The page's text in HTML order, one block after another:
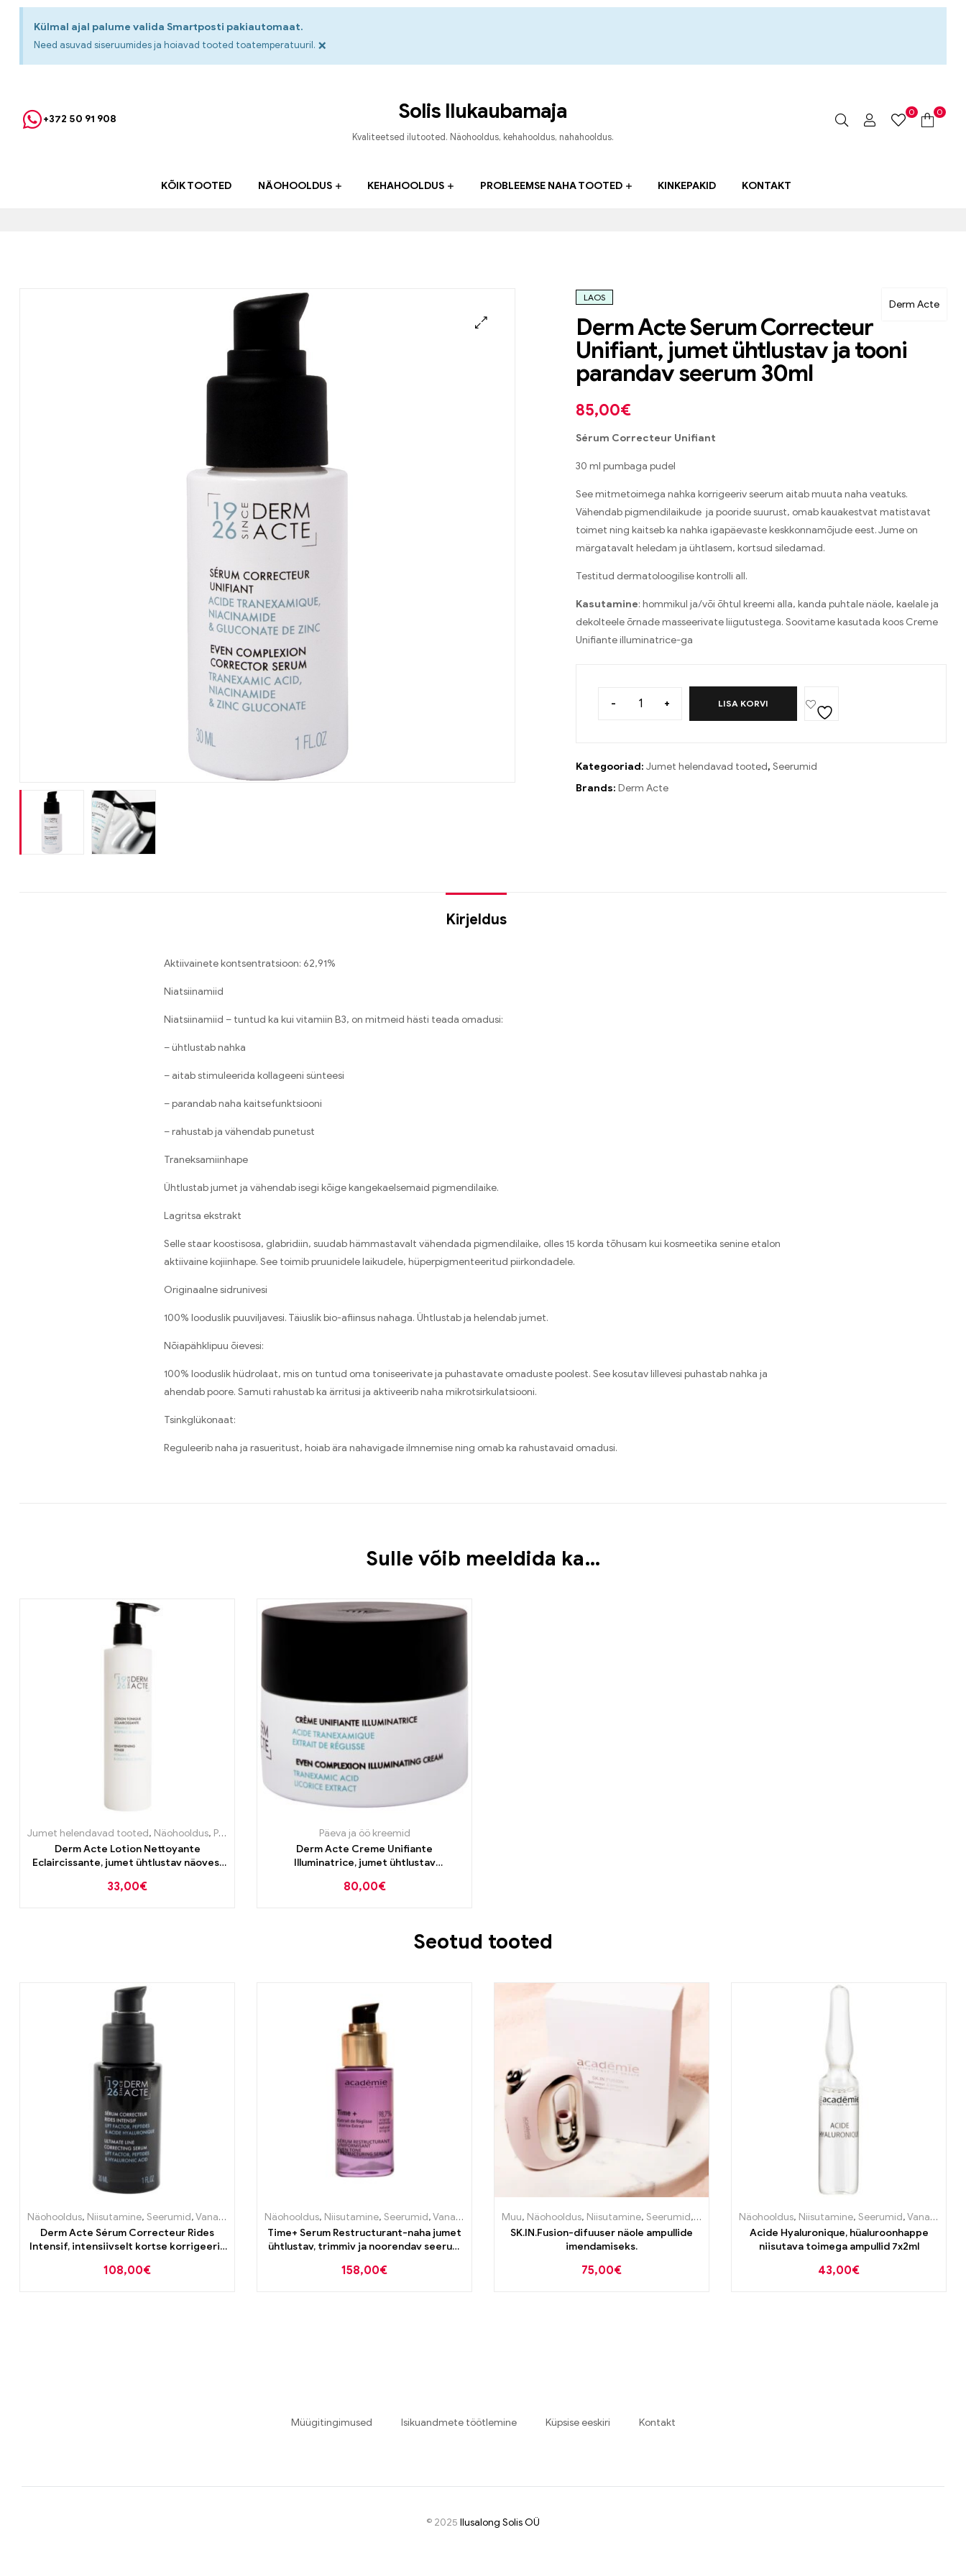
Külmal ajal palume valida Smartposti pakiautomaat.
Need asuvad siseruumides ja hoiavad tooted toatemperatuuril. ×
+372 50 91 908 Solis Ilukaubamaja
Kvaliteetsed ilutooted. Näohooldus, kehahooldus, nahahooldus.
0 0
KÕIK TOOTED NÄOHOOLDUS KEHAHOOLDUS PROBLEEMSE NAHA TOOTED KINKEPAKID KONTAKT
Derm Acte
LAOS
Derm Acte Serum Correcteur
Unifiant, jumet ühtlustav ja tooni
parandav seerum 30ml
85,00€
Sérum Correcteur Unifiant
30 ml pumbaga pudel
See mitmetoimega nahka korrigeeriv seerum aitab muuta naha veatuks.
Vähendab pigmendilaikude ja pooride suurust, omab kauakestvat matistavat
toimet ning kaitseb ka nahka igapäevaste keskkonnamõjude eest. Jume on
märgatavalt heledam ja ühtlasem, kortsud siledamad.
Testitud dermatoloogilise kontrolli all.
Kasutamine: hommikul ja/või õhtul kreemi alla, kanda puhtale näole, kaelale ja
dekolteele õrnade masseerivate liigutustega. Soovitame kasutada koos Creme
Unifiante illuminatrice-ga
- + LISA KORVI
Kategooriad: Jumet helendavad tooted, Seerumid
Brands: Derm Acte
Kirjeldus
Aktiivainete kontsentratsioon: 62,91%
Niatsiinamiid
Niatsiinamiid – tuntud ka kui vitamiin B3, on mitmeid hästi teada omadusi:
– ühtlustab nahka
– aitab stimuleerida kollageeni sünteesi
– parandab naha kaitsefunktsiooni
– rahustab ja vähendab punetust
Traneksamiinhape
Ühtlustab jumet ja vähendab isegi kõige kangekaelsemaid pigmendilaike.
Lagritsa ekstrakt
Selle staar koostisosa, glabridiin, suudab hämmastavalt vähendada pigmendilaike, olles 15 korda tõhusam kui kosmeetika senine etalon
aktiivaine kojiinhape. See toimib pruunidele laikudele, hüperpigmenteeritud piirkondadele.
Originaalne sidrunivesi
100% looduslik puuviljavesi. Täiuslik bio-afiinsus nahaga. Ühtlustab ja helendab jumet.
Nõiapähklipuu õievesi:
100% looduslik hüdrolaat, mis on tuntud oma toniseerivate ja puhastavate omaduste poolest. See kosutav lillevesi puhastab nahka ja
ahendab poore. Samuti rahustab ka ärritusi ja aktiveerib naha mikrotsirkulatsiooni.
Tsinkglükonaat:
Reguleerib naha ja rasueritust, hoiab ära nahavigade ilmnemise ning omab ka rahustavaid omadusi.
Sulle võib meeldida ka…
Jumet helendavad tooted, Näohooldus, Puhastustooted
Derm Acte Lotion Nettoyante
Eclaircissante, jumet ühtlustav näovesi
33,00€
Päeva ja öö kreemid
Derm Acte Creme Unifiante
Illuminatrice, jumet ühtlustav
80,00€
Seotud tooted
Näohooldus, Niisutamine, Seerumid,Vananemisvastane
Derm Acte Sérum Correcteur Rides
Intensif, intensiivselt kortse korrigeeriv
108,00€
Näohooldus, Niisutamine, Seerumid,Vananemisvastane
Time+ Serum Restructurant-naha jumet
ühtlustav, trimmiv ja noorendav seerum
158,00€
Muu, Näohooldus, Niisutamine, Seerumid, Vananemisvastane
SK.IN.Fusion-difuuser näole ampullide
imendamiseks.
75,00€
Näohooldus, Niisutamine, Seerumid,Vananemisvastane
Acide Hyaluronique, hüaluroonhappe
niisutava toimega ampullid 7x2ml
43,00€
Müügitingimused Isikuandmete töötlemine Küpsise eeskiri Kontakt
© 2025 Ilusalong Solis OÜ